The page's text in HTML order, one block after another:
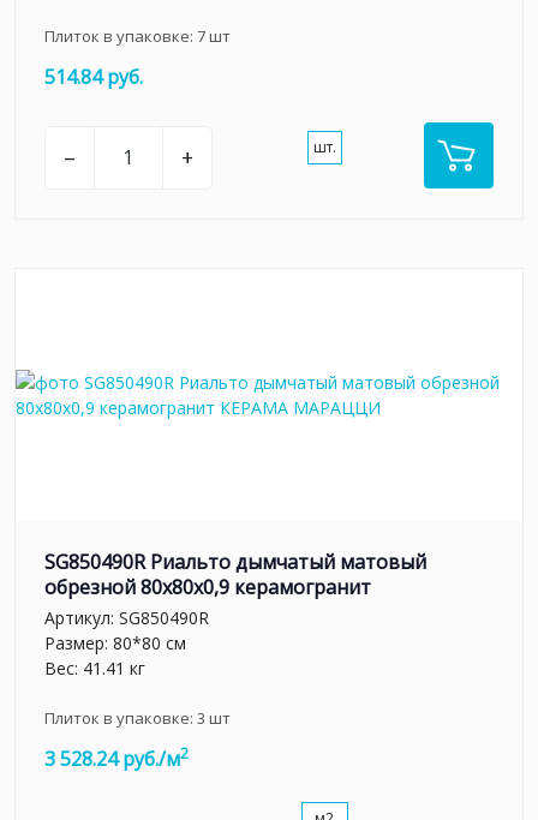
Плиток в упаковке: 7шт
514.84 руб.
– + шт.
SG850490R Риальто дымчатый матовый
обрезной 80x80x0,9 керамогранит
Артикул: SG850490R
Размер: 80*80 см
Вес: 41.41 кг
Плиток в упаковке: 3 шт
3 528.24 руб./м2